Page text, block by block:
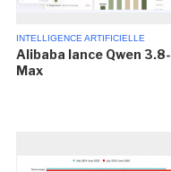
INTELLIGENCE ARTIFICIELLE
Alibaba lance Qwen 3.8-
Max